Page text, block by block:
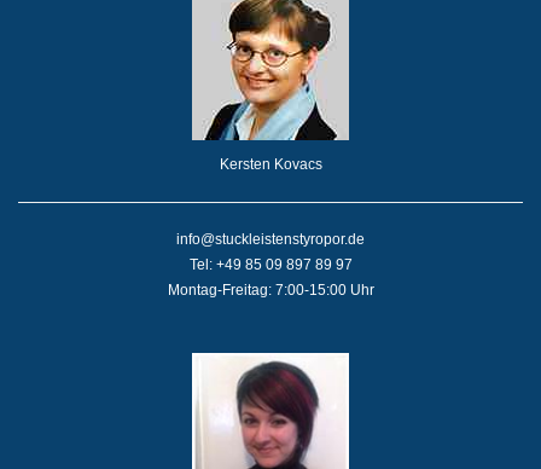
Kersten Kovacs
info@stuckleistenstyropor.de
Tel: +49 85 09 897 89 97
Montag-Freitag: 7:00-15:00 Uhr